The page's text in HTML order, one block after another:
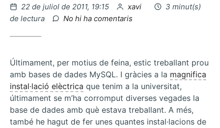
Publicat
el
22 de juliol de 2011, 19:15 per
xavi
3 minut(s)
de lectura
No hi ha comentaris
un
usuari
en
Últimament, per motius de feina, estic treballant prou
amb bases de dades MySQL. I gràcies a la magnifica
instal·lació elèctrica que tenim a la universitat,
últimament se m’ha corromput diverses vegades la
base de dades amb què estava treballant. A més,
també he hagut de fer unes quantes instal·lacions de